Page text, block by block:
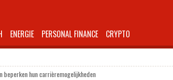
ENERGIE PERSONAL FINANCE CRYPTO
beperken hun carrièremogelijkheden